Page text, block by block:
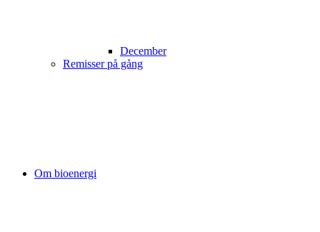
December
Remisser på gång
Om bioenergi